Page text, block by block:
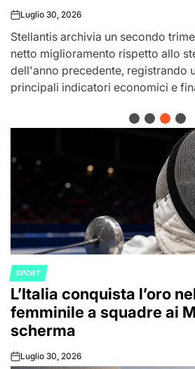
onLuglio 30, 2026
Stellantis archivia un secondo
netto miglioramento rispetto allo
dell'anno precedente, registrando
principali indicatori economici e
POSTED
IN
SPORT
L’Italia conquista l’oro
femminile a squadre ai
scherma
onLuglio 30, 2026